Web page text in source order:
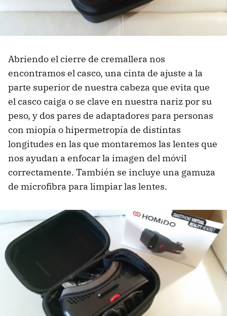
Abriendo el cierre de cremallera nos
encontramos el casco, una cinta de ajuste a la
parte superior de nuestra cabeza que evita que
el casco caiga o se clave en nuestra nariz por su
peso, y dos pares de adaptadores para personas
con miopía o hipermetropía de distintas
longitudes en las que montaremos las lentes que
nos ayudan a enfocar la imagen del móvil
correctamente. También se incluye una gamuza
de microfibra para limpiar las lentes.